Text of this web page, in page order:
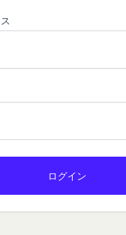
を取り扱い、正確性およ
る情報および取得方法
接取得する情報
情報（以下「お客様情報
供いただく場合がありま
月日、性別、職業等プロフ
ス、電話番号、住所等連
ご利用される方は、ご登
て、次の各号に掲げる用
るコミュニティポータル
できるすべてのサービス
基づく利用契約を当社と
。
用する方法:
を入力し、ここに適用を
ださい。Amazonギフト券細